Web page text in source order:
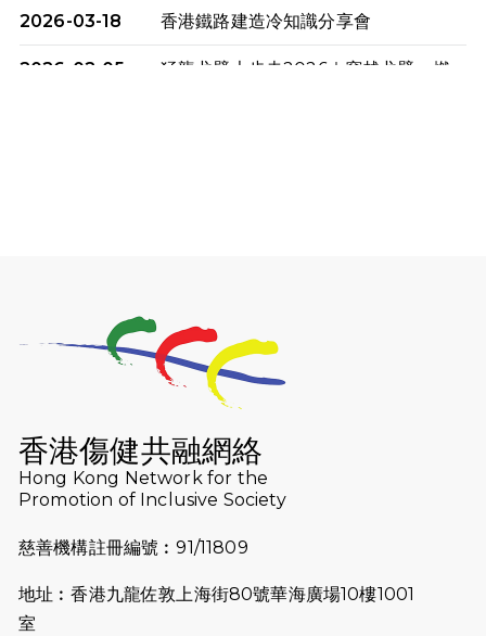
2026-03-18 香港鐵路建造冷知識分享會
2026-02-05
猛龍戈壁大步走2026｜穿越戈壁．燃
2025-09-08 渣打香港馬拉松2026 慈善計劃
Lockton Fearless Dragon Trail
Run 2025
2025-08-07 諾德 x 猛龍慈善共融音樂夜2025
🌟
香港傷健共融網絡
Hong Kong Network for the
Promotion of Inclusive Society
慈善機構註冊編號︰91/11809
地址︰香港九龍佐敦上海街80號華海廣場10樓1001
室